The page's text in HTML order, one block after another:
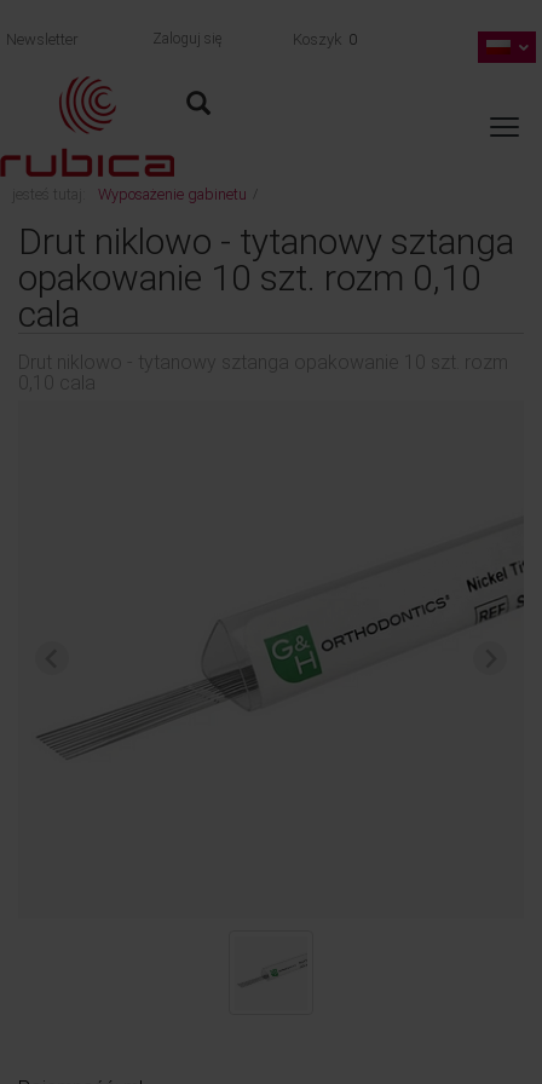
Newsletter Zaloguj się Koszyk 0
jesteś tutaj: Wyposażenie gabinetu
Drut niklowo - tytanowy sztanga opakowanie 10 szt. rozm 0,10 cala
Drut niklowo - tytanowy sztanga
opakowanie 10 szt. rozm 0,10
cala
Drut niklowo - tytanowy sztanga opakowanie 10 szt. rozm
0,10 cala